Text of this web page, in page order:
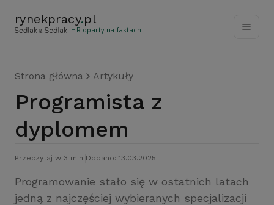
rynekpracy.pl
- HR oparty na faktach
Strona główna Artykuły
Programista z
dyplomem
Przeczytaj w 3 min. Dodano: 13.03.2025
Programowanie stało się w ostatnich latach
jedną z najczęściej wybieranych specjalizacji